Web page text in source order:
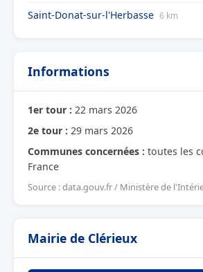
Saint-Donat-sur-l'Herbasse 6 km
Informations
1er tour : 22 mars 2026
2e tour : 29 mars 2026
Communes concernées : toutes les
France
Source : data.gouv.fr / Ministère de
Mairie de Clérieux